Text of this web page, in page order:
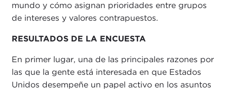
mundo y cómo asignan prioridades entre grupos
de intereses y valores contrapuestos.
RESULTADOS DE LA ENCUESTA
En primer lugar, una de las principales razones por
las que la gente está interesada en que Estados
Unidos desempeñe un papel activo en los asuntos